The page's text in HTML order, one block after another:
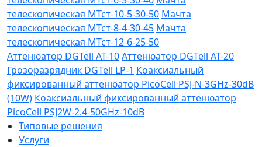
телескопическая МТст-10-5-30-50 Мачта
телескопическая МТст-8-4-30-45 Мачта
телескопическая МТст-12-6-25-50
Аттенюатор DGTell AT-10Аттенюатор DGTell AT-20
Грозоразрядник DGTell LP-1 Коаксиальный
фиксированный аттенюатор PicoCell PSJ-N-3GHz-30dB
(10W) Коаксиальный фиксированный аттенюатор
PicoCell PSJ2W-2.4-50GHz-10dB
Типовые решения
Услуги